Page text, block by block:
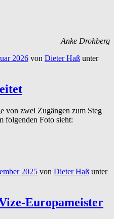
Anke Drohberg
2026 von Dieter Haß unter
von zwei Zugängen zum Steg
folgenden Foto sieht:
2025 von Dieter Haß unter
Europameister